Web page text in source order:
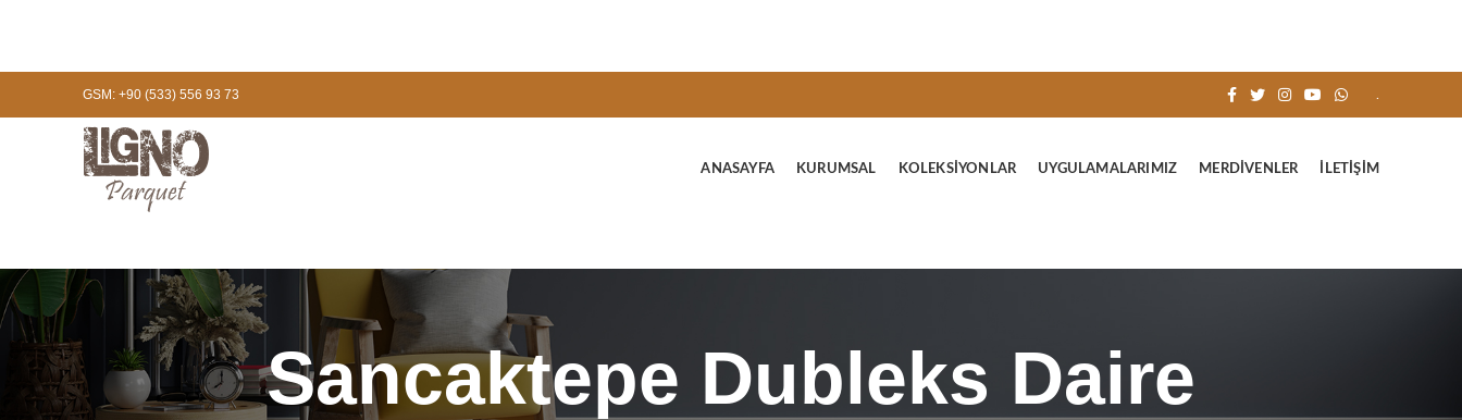
GSM: +90 (533) 556 93 73
ANASAYFA KURUMSAL KOLEKSIYONLAR UYGULAMALARIMIZ MERDIVENLER İLETIŞIM
Sancaktepe Dubleks Daire